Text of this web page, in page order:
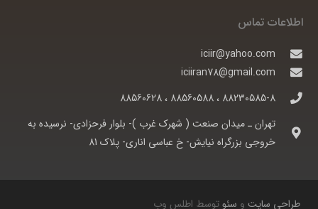
اطلاعات تماس
iciir@yahoo.com
iciiran78@gmail.com
88230585-8 ، 88560588 ، 88560628
تهران ـ ميدان صنعت ( شهرک غرب )- بلوار فرحزادی- نرسيده به
خروجی بزرگراه نيايش- خ عباسی اناری- پلاک 81
طراحی سایت و سئوتوسط اطلس وب